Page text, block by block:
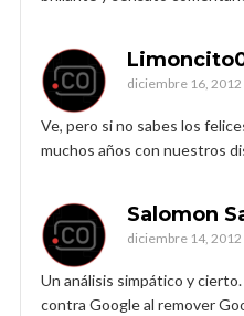
diciembre 16, 2012
Ve, pero si no sabes los
muchos años con nuestros
Salomon
diciembre 14, 2012
Un análisis simpático y
contra Google al remover